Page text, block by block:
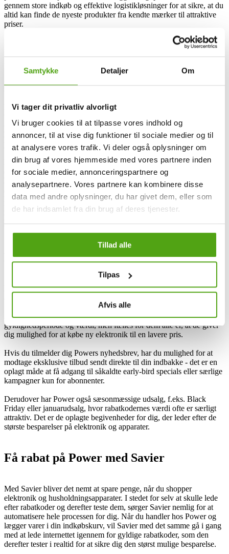
Samtykke Detaljer Om
Vi tager dit privatliv alvorligt
Vi bruger cookies til at tilpasse vores indhold og
annoncer, til at vise dig funktioner til sociale medier og til
at analysere vores trafik. Vi deler også oplysninger om
din brug af vores hjemmeside med vores partnere inden
for sociale medier, annonceringspartnere og
analysepartnere. Vores partnere kan kombinere disse
data med andre oplysninger, du har givet dem, eller som
de har indsamlet fra din brug af deres tjenester.
Tillad alle
Tilpas
Afvis alle
gennem store indkøb og effektive logistikløsninger for at sikre, at du
altid kan finde de nyeste produkter fra kendte mærker til attraktive
priser.
Sortimentet hos Power spænder vidt - lige fra små gadgets til store
husholdningsapparater - og kæden er især kendt for deres evne til
fokus på innovation og funktionalitet giver Power dig adgang til
seneste nye.
Med næsten 200 butikker fordelt over fire lande er Power let
online shop, hvor du nemt kan finde rundt mellem forskellige
kategorier og læse detaljerede specifikationer om hvert enkelt
produkt.
Kundetilfredshed er altafgørende for Power, hvilket også afspejles i
deres leverings- og returpolitikker. De tilbyder hurtig levering i hele
landet samt fleksible leveringsmuligheder - herunder muligheden for
at få dine varer leveret lige til døren, selv at kunne afhente dem i en
lokal butik eller få dem sendt til din nærmeste pakkeboks.
Derudover har de selvfølgelig også en tydelig returpolitik, hvor du
under visse betingelser.
Power og rabatkoder
Derudover har Power løbende promotions, hvor du kan benytte dig
kan typisk finde koderne på Powers egen hjemmeside, i deres
nyhedsbreve eller på partnere til Power. Koderne varierer i både
gyldighedsperiode og værdi, men fælles for dem alle er, at de giver
dig mulighed for at købe ny elektronik til en lavere pris.
Hvis du tilmelder dig Powers nyhedsbrev, har du mulighed for at
modtage eksklusive tilbud sendt direkte til din indbakke - det er en
oplagt måde at få adgang til såkaldte early-bird specials eller særlige
kampagner kun for abonnenter.
Derudover har Power også sæsonmæssige udsalg, f.eks. Black
Friday eller januarudsalg, hvor rabatkodernes værdi ofte er særligt
attraktiv. Det er de oplagte begivenheder for dig, der leder efter de
største besparelser på elektronik og apparater.
Få rabat på Power med Savier
Med Savier bliver det nemt at spare penge, når du shopper
elektronik og husholdningsapparater. I stedet for selv at skulle lede
efter rabatkoder og derefter teste dem, sørger Savier nemlig for at
automatisere hele processen for dig. Når du handler hos Power og
lægger varer i din indkøbskurv, vil Savier med det samme gå i gang
med at lede internettet igennem for gyldige rabatkoder, som den
derefter tester i realtid for at sikre dig den størst mulige besparelse.